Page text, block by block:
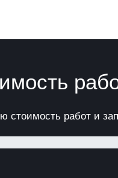
стоимость работ и